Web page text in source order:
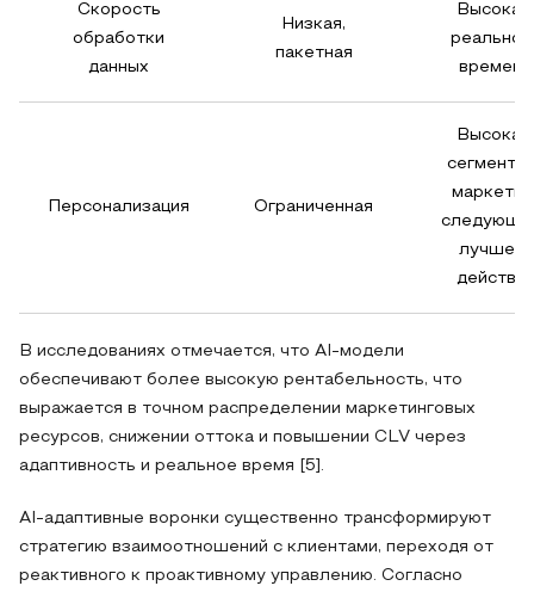
Скорость
обработки
данных
Низкая,
пакетная
Высокая,
времени
Персонализация Ограниченная
Высокая,
сегменты
лучшего
действия
В исследованиях отмечается, что AI‑модели
обеспечивают более высокую рентабельность, что
выражается в точном распределении маркетинговых
ресурсов, снижении оттока и повышении CLV через
адаптивность и реальное время [5].
AI-адаптивные воронки существенно трансформируют
стратегию взаимоотношений с клиентами, переходя от
реактивного к проактивному управлению. Согласно